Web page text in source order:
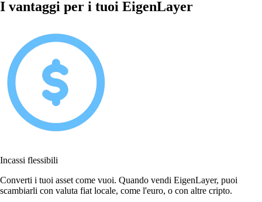
I vantaggi per i tuoi EigenLayer
Incassi flessibili
Converti i tuoi asset come vuoi. Quando vendi EigenLayer, puoi
scambiarli con valuta fiat locale, come l'euro, o con altre cripto.